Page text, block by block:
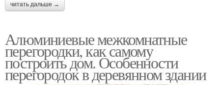
читать дальше →
Алюминиевые межкомнатные
перегородки, как самому
построить дом. Особенности
перегородок в деревянном здании